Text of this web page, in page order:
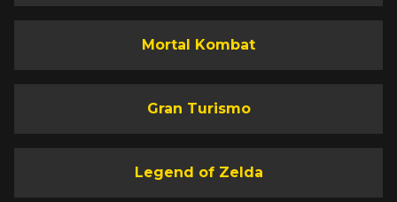
Mortal Kombat
Gran Turismo
Legend of Zelda